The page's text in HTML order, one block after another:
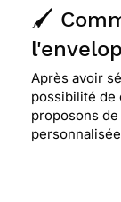
🖌️
Après avoir
possibilité de
proposons